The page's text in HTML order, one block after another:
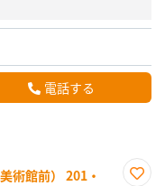
電話する
術館前） 201・